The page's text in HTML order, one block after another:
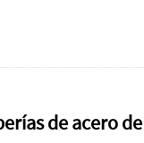
de acero